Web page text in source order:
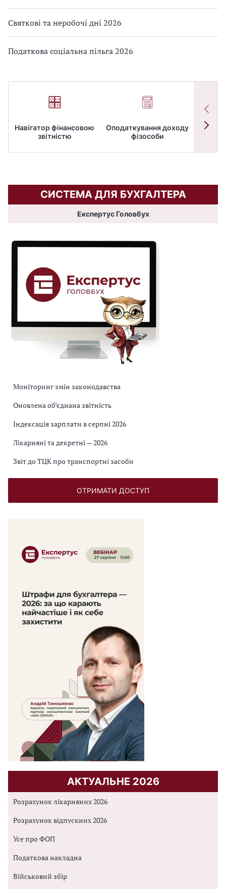
Святкові та неробочі дні 2026
Податкова соціальна пільга 2026
Навігатор фінансовою
звітністю
Оподаткування доходу
фізособи
СИСТЕМА ДЛЯ БУХГАЛТЕРА
Експертус Головбух
Моніторинг змін законодавства
Оновлена об’єднана звітність
Індексація зарплати в серпні 2026
Лікарняні та декретні — 2026
Звіт до ТЦК про транспортні засоби
ОТРИМАТИ ДОСТУП
АКТУАЛЬНЕ 2026
Розрахунок лікарняних 2026
Розрахунок відпускних 2026
Усе про ФОП
Податкова накладна
Військовий збір